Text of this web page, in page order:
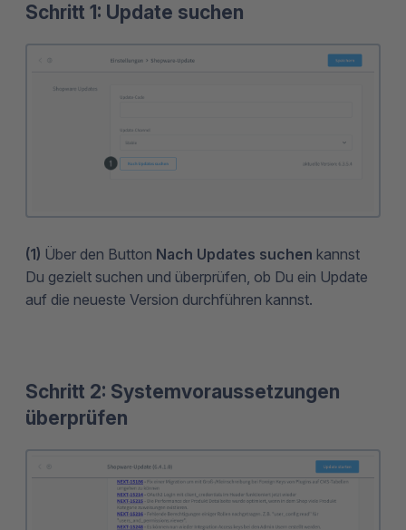
Schritt 1: Update suchen
(1) Über den Button Nach Updates suchen kannst
Du gezielt suchen und überprüfen, ob Du ein Update
auf die neueste Version durchführen kannst.
Schritt 2: Systemvoraussetzungen
überprüfen